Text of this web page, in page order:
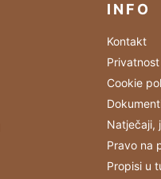
INFO
Kontakt
Cookie
Natječaji,
Pravo na
Propisi u